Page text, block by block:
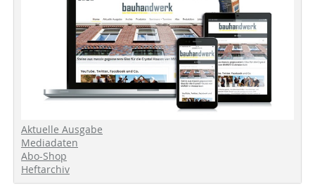
Aktuelle Ausgabe
Mediadaten
Abo-Shop
Heftarchiv